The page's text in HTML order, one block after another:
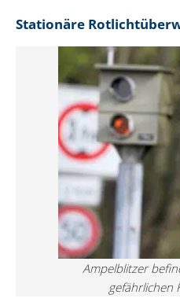
Stationäre
Ampelblitzer
gefährlichen